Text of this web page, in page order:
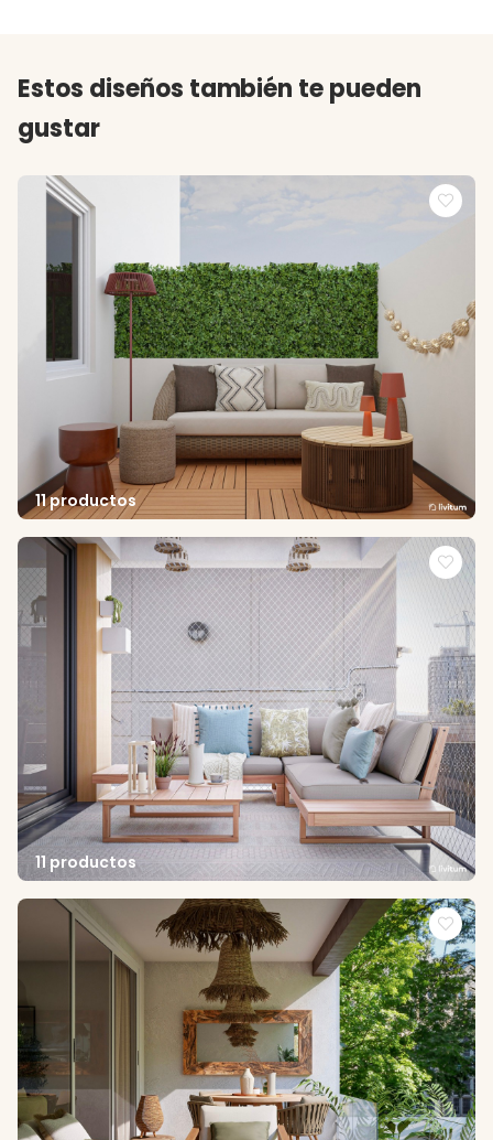
Estos diseños también te pueden
gustar
11 productos
11 productos